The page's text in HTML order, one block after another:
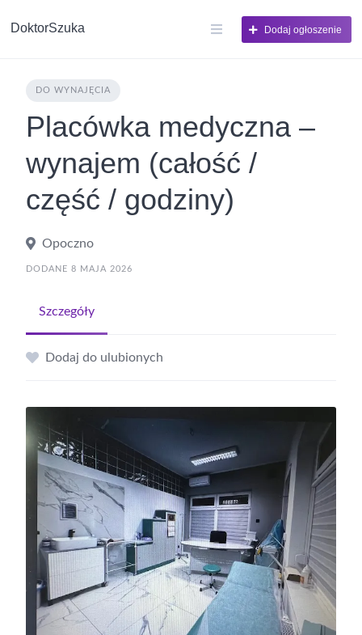
DoktorSzuka Dodaj ogłoszenie
DO WYNAJĘCIA
Placówka medyczna –
wynajem (całość /
część / godziny)
Opoczno
DODANE 8 MAJA 2026
Szczegóły
Dodaj do ulubionych